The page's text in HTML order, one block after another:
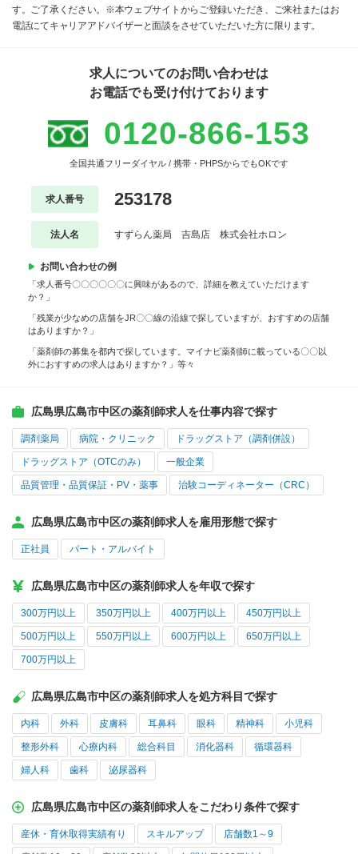
す。ご了承ください。※本ウェブサイトからご登録いただき、ご来社またはお
電話にてキャリアアドバイザーと面談をさせていただいた方に限ります。
求人についてのお問い合わせは
お電話でも受け付けております
0120-866-153
全国共通フリーダイヤル / 携帯・PHPSからでもOKです
求人番号 253178
法人名 すずらん薬局 吉島店 株式会社ホロン
お問い合わせの例
「求人番号〇〇〇〇〇〇に興味があるので、詳細を教えていただけます
か？」
「残業が少なめの店舗をJR〇〇線の沿線で探していますが、おすすめの店舗
はありますか？」
「薬剤師の募集を都内で探しています。マイナビ薬剤師に載っている〇〇以
外におすすめの求人はありますか？」等々
広島県広島市中区の薬剤師求人を仕事内容で探す
調剤薬局 病院・クリニック ドラッグストア（調剤併設）
ドラッグストア（OTCのみ） 一般企業
品質管理・品質保証・PV・薬事 治験コーディネーター（CRC）
広島県広島市中区の薬剤師求人を雇用形態で探す
正社員 パート・アルバイト
広島県広島市中区の薬剤師求人を年収で探す
300万円以上 350万円以上 400万円以上 450万円以上
500万円以上 550万円以上 600万円以上 650万円以上
700万円以上
広島県広島市中区の薬剤師求人を処方科目で探す
内科 外科 皮膚科 耳鼻科 眼科 精神科 小児科
整形外科 心療内科 総合科目 消化器科 循環器科
婦人科 歯科 泌尿器科
広島県広島市中区の薬剤師求人をこだわり条件で探す
産休・育休取得実績有り スキルアップ 店舗数1～9